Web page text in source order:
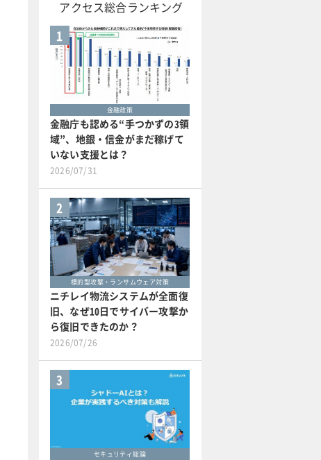
アクセス総合ランキング
1
金融政策
金融庁も認める“手つかずの3領
域”、地銀・信金がまだ稼げて
いない支援とは？
2026/07/31
2
標的型攻撃・ランサムウェア対策
ニチレイ物流システムが全面復
旧、なぜ10日でサイバー攻撃か
ら復旧できたのか？
2026/07/26
3
セキュリティ総論